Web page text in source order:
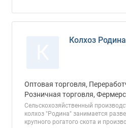
Колхоз
Оптовая торговля,
Розничная торговля,
Сельскохозяйственный
колхоз "Родина" занимается
крупного рогатого скота и